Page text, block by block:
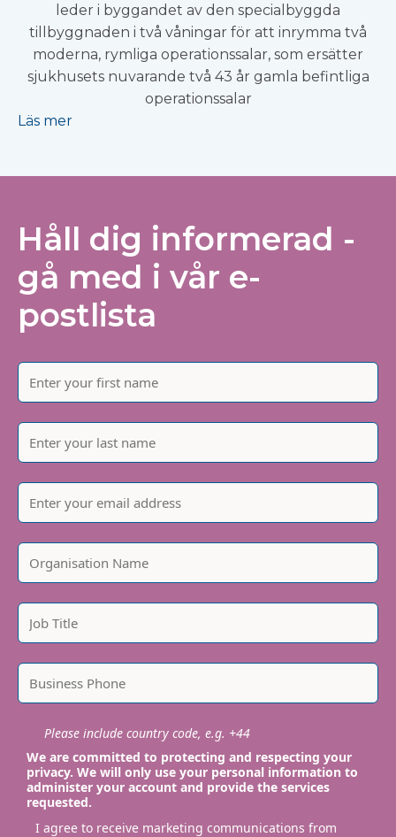
leder i byggandet av den specialbyggda
tillbyggnaden i två våningar för att inrymma två
moderna, rymliga operationssalar, som ersätter
sjukhusets nuvarande två 43 år gamla befintliga
operationssalar
Läs mer
Håll dig informerad -
gå med i vår e-
postlista
Please include country code, e.g. +44
We are committed to protecting and respecting your
privacy. We will only use your personal information to
administer your account and provide the services
requested.
I agree to receive marketing communications from